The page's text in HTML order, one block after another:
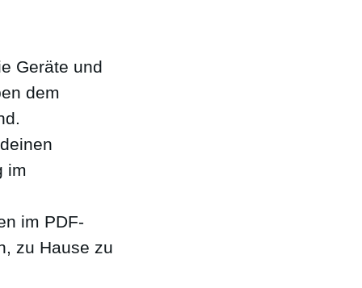
Geräte und
dem
im
im PDF-
zu Hause zu